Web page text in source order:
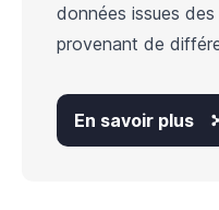
données issues
provenant de
En savoir plus